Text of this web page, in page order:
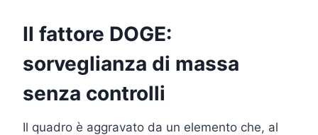
Il fattore DOGE:
sorveglianza di massa
senza controlli
Il quadro è aggravato da un elemento che, al